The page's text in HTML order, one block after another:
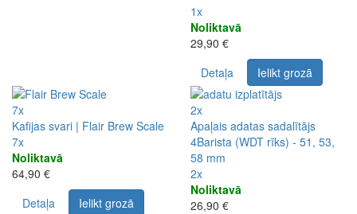
1x
Noliktavā
29,90 €
Detaļa
Ielikt grozā
7x
Kafijas svari | Flair Brew Scale
7x
Noliktavā
64,90 €
Detaļa
Ielikt grozā
2x
Apaļais adatas sadalītājs
4Barista (WDT rīks) - 51, 53,
58 mm
2x
Noliktavā
26,90 €